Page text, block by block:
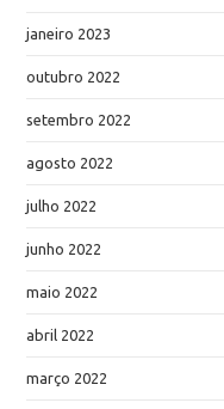
janeiro 2023
outubro 2022
setembro 2022
agosto 2022
julho 2022
junho 2022
maio 2022
abril 2022
março 2022